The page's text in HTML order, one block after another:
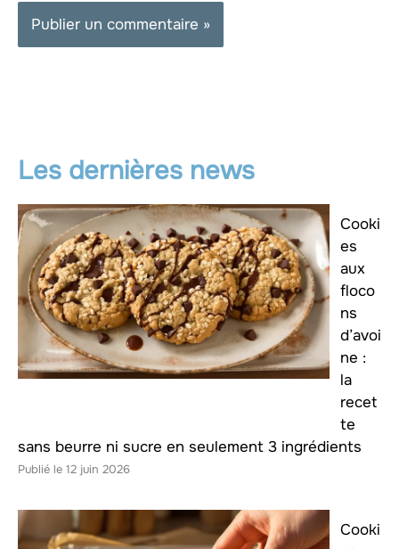
Les dernières news
Cooki
es
aux
floco
ns
d’avoi
ne :
la
recet
te
sans beurre ni sucre en seulement 3 ingrédients
12 juin 2026
Cooki